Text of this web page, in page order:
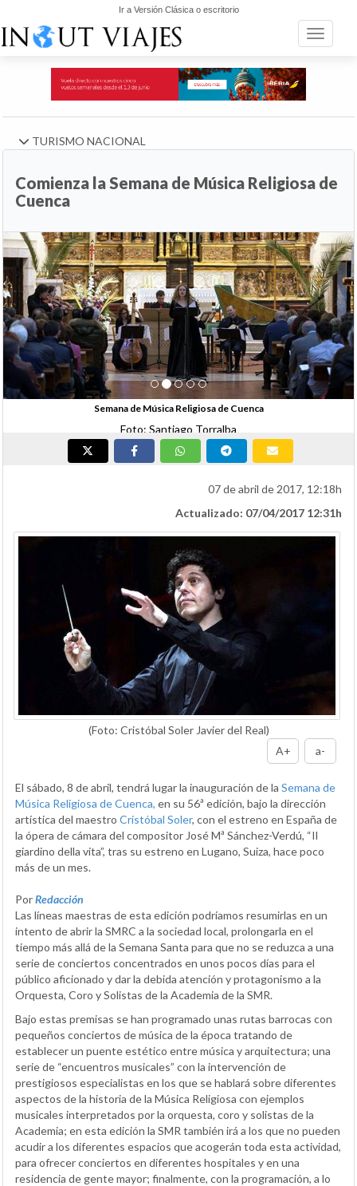
Ir a Versión Clásica o escritorio
Toggle
TURISMO NACIONAL
Comienza la Semana de Música Religiosa de
Cuenca
Semana de Música Religiosa de Cuenca
Foto: Santiago Torralba
Anterior
07 de abril de 2017, 12:18h
Actualizado: 07/04/2017 12:31h
(Foto: Cristóbal Soler Javier del Real)
A+
a-
El sábado, 8 de abril, tendrá lugar la inauguración de la Semana de
Música Religiosa de Cuenca, en su 56ª edición, bajo la dirección
artística del maestro Cristóbal Soler, con el estreno en España de
la ópera de cámara del compositor José Mª Sánchez-Verdú, “Il
giardino della vita”, tras su estreno en Lugano, Suiza, hace poco
más de un mes.
PorRedacción
Las líneas maestras de esta edición podríamos resumirlas en un
intento de abrir la SMRC a la sociedad local, prolongarla en el
tiempo más allá de la Semana Santa para que no se reduzca a una
serie de conciertos concentrados en unos pocos días para el
público aficionado y dar la debida atención y protagonismo a la
Orquesta, Coro y Solistas de la Academia de la SMR.
Bajo estas premisas se han programado unas rutas barrocas con
pequeños conciertos de música de la época tratando de
establecer un puente estético entre música y arquitectura; una
serie de “encuentros musicales” con la intervención de
prestigiosos especialistas en los que se hablará sobre diferentes
aspectos de la historia de la Música Religiosa con ejemplos
musicales interpretados por la orquesta, coro y solistas de la
Academia; en esta edición la SMR también irá a los que no pueden
acudir a los diferentes espacios que acogerán toda esta actividad,
para ofrecer conciertos en diferentes hospitales y en una
residencia de gente mayor; finalmente, con la programación, a lo